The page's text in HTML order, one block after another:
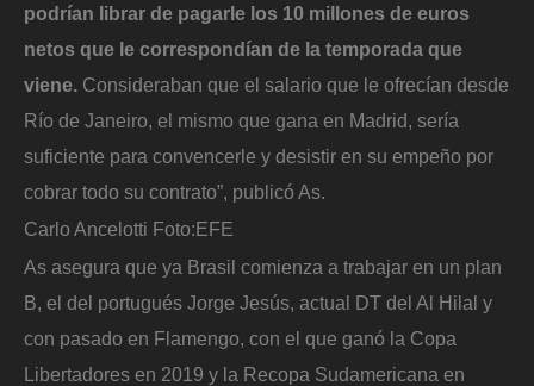
podrían librar de pagarle los 10 millones de euros
netos que le correspondían de la temporada que
viene. Consideraban que el salario que le ofrecían desde
Río de Janeiro, el mismo que gana en Madrid, sería
suficiente para convencerle y desistir en su empeño por
cobrar todo su contrato”, publicó As.
Carlo Ancelotti Foto:EFE
As asegura que ya Brasil comienza a trabajar en un plan
B, el del portugués Jorge Jesús, actual DT del Al Hilal y
con pasado en Flamengo, con el que ganó la Copa
Libertadores en 2019 y la Recopa Sudamericana en